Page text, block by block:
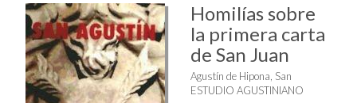
Homilías sobre
la primera carta
de San Juan
Agustín de Hipona, San
ESTUDIO AGUSTINIANO